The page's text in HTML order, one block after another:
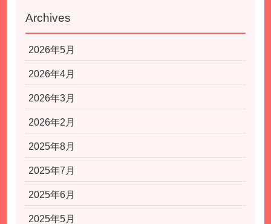
Archives
2026年5月
2026年4月
2026年3月
2026年2月
2025年8月
2025年7月
2025年6月
2025年5月